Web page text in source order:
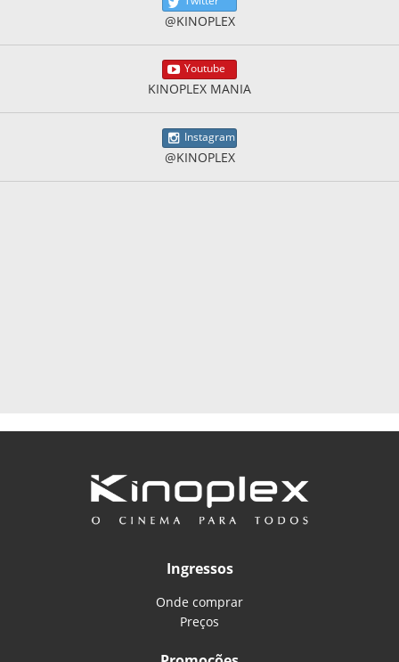
@KINOPLEX
Youtube
KINOPLEX MANIA
Instagram
@KINOPLEX
Ingressos
Onde comprar
Preços